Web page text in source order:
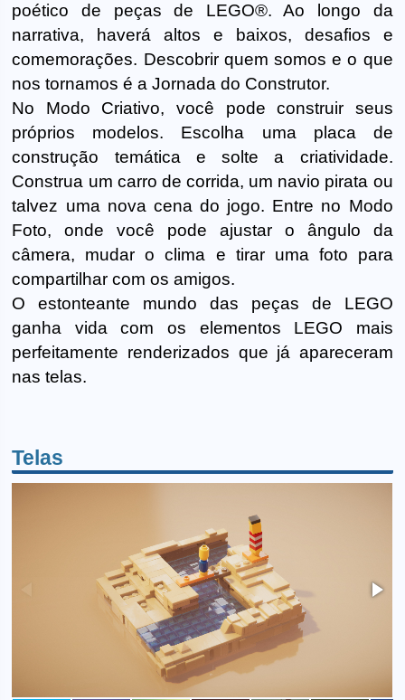
poético de peças de LEGO®. Ao longo da
narrativa, haverá altos e baixos, desafios e
comemorações. Descobrir quem somos e o que
nos tornamos é a Jornada do Construtor.
No Modo Criativo, você pode construir seus
próprios modelos. Escolha uma placa de
construção temática e solte a criatividade.
Construa um carro de corrida, um navio pirata ou
talvez uma nova cena do jogo. Entre no Modo
Foto, onde você pode ajustar o ângulo da
câmera, mudar o clima e tirar uma foto para
compartilhar com os amigos.
O estonteante mundo das peças de LEGO
ganha vida com os elementos LEGO mais
perfeitamente renderizados que já apareceram
nas telas.
Telas